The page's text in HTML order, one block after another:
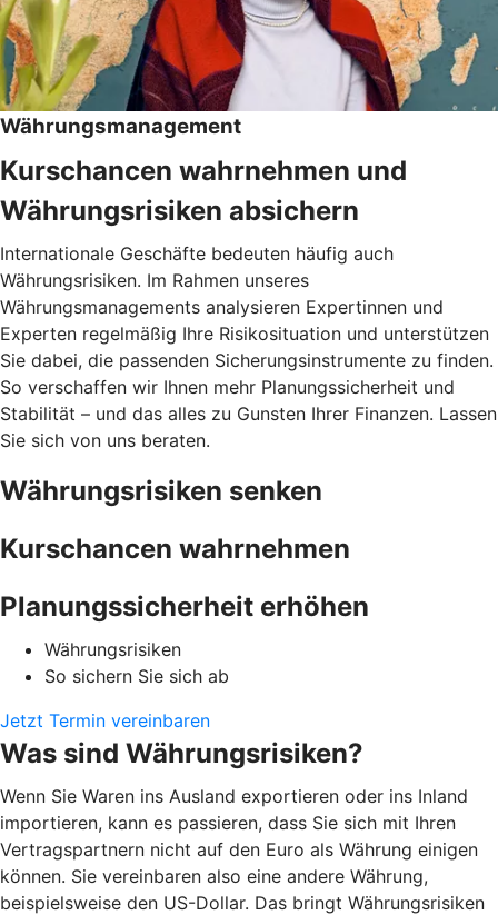
Währungsmanagement
Kurschancen wahrnehmen und
Währungsrisiken absichern
Internationale Geschäfte bedeuten häufig auch
Währungsrisiken. Im Rahmen unseres
Währungsmanagements analysieren Expertinnen und
Experten regelmäßig Ihre Risikosituation und unterstützen
Sie dabei, die passenden Sicherungsinstrumente zu finden.
So verschaffen wir Ihnen mehr Planungssicherheit und
Stabilität – und das alles zu Gunsten Ihrer Finanzen. Lassen
Sie sich von uns beraten.
Währungsrisiken senken
Kurschancen wahrnehmen
Planungssicherheit erhöhen
Währungsrisiken
So sichern Sie sich ab
Jetzt Termin vereinbaren
Was sind Währungsrisiken?
Wenn Sie Waren ins Ausland exportieren oder ins Inland
importieren, kann es passieren, dass Sie sich mit Ihren
Vertragspartnern nicht auf den Euro als Währung einigen
können. Sie vereinbaren also eine andere Währung,
beispielsweise den US-Dollar. Das bringt Währungsrisiken